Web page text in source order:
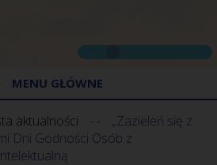
MENU GŁÓWNE
aktualności
„Zazieleń się z
Dni Godności Osób z